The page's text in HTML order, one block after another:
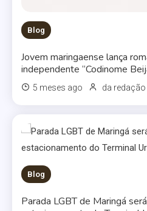
Blog
Jovem maringaense lança
independente “Codinome
5 meses ago da
Blog
Parada LGBT de Maringá